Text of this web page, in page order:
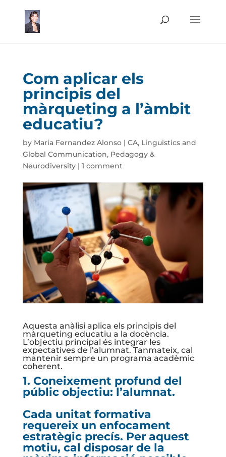
Com aplicar els
principis del
màrqueting a l’àmbit
educatiu?
by Maria Fernandez Alonso| CA, Linguistics and
Global Communication, Pedagogy &
Neurodiversity| 1 comment
Aquesta anàlisi aplica els principis del
màrqueting educatiu a la docència.
L’objectiu principal és integrar les
expectatives de l’alumnat. Tanmateix, cal
mantenir sempre un programa acadèmic
coherent.
1. Coneixement profund del
públic objectiu: l’alumnat.
Cada unitat formativa
requereix un enfocament
estratègic precís. Per aquest
motiu, cal disposar de la